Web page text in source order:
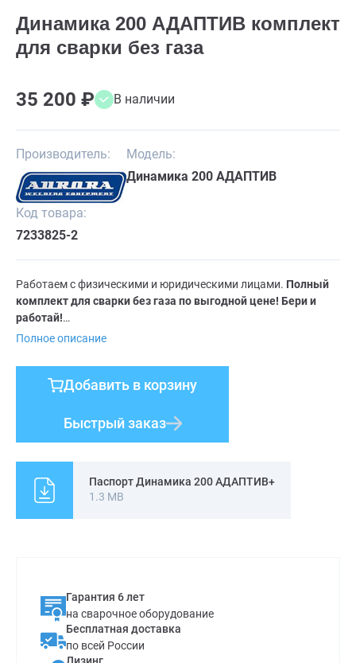
Паспорт Динамика 200 АДАПТИВ+
1.3 MB
Динамика 200 АДАПТИВ комплект
для сварки без газа
35 200 ₽ В наличии
Производитель:
Модель:
Динамика 200 АДАПТИВ
Код товара:
7233825-2
Работаем с физическими и юридическими лицами. Полный
комплект для сварки без газа по выгодной цене! Бери и
работай!
Инверторный сварочный полуавтомат 3 в 1 АВРОРА
которое предназначено для профессионального
использования, а также бытовых задач. Благодаря данному
качественную сварку различных металлических изделий.
Полуавтоматическая сварка MIG/MAG, сварка покрытым
сварочном полуавтомате АВРОРА Динамика 200 АДАПТИВ
имеется синергетическая настройка. Аппарат компактный
весом всего 12,6 кг. Прочный корпус обеспечивает долгий
Полное описание
Добавить в корзину
Быстрый заказ
Гарантия 6 лет
на сварочное оборудование
Бесплатная доставка
по всей России